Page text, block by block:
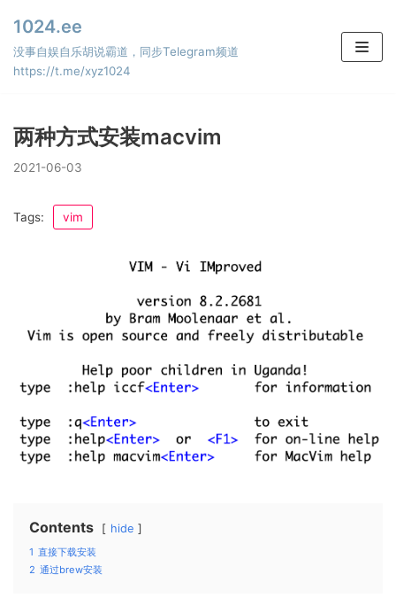
Skip
to
content
1024.ee
没事自娱自乐胡说霸道，同步Telegram频道
https://t.me/xyz1024
两种方式安装macvim
2021-06-03
Tags: vim
Contents hide
1 直接下载安装
2 通过brew安装